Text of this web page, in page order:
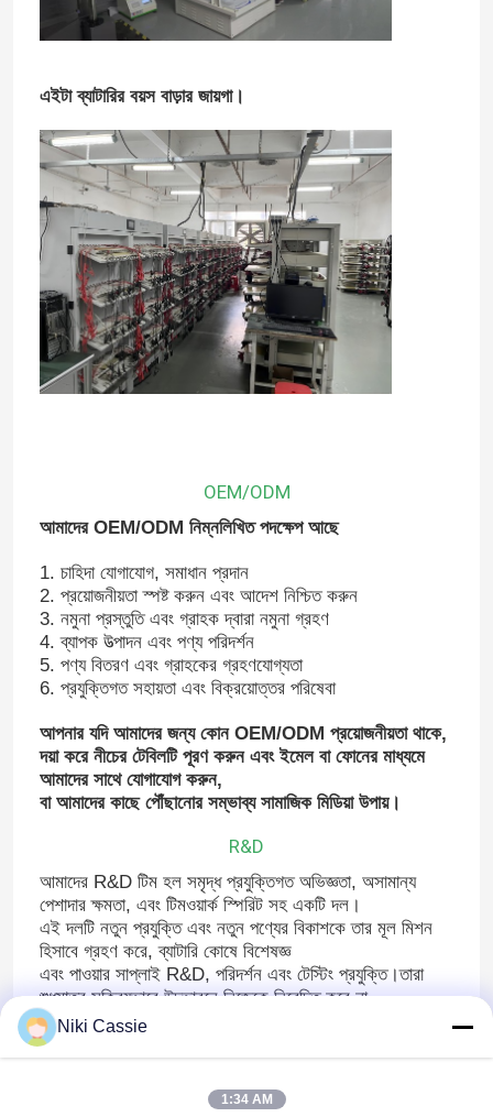
বাড়ি
পণ্য
এইটা ব্যাটারির বয়স বাড়ার জায়গা।
OEM/ODM
আমাদের OEM/ODM নিম্নলিখিত পদক্ষেপ আছে
1. চাহিদা যোগাযোগ, সমাধান প্রদান
2. প্রয়োজনীয়তা স্পষ্ট করুন এবং আদেশ নিশ্চিত করুন
3. নমুনা প্রস্তুতি এবং গ্রাহক দ্বারা নমুনা গ্রহণ
4. ব্যাপক উত্পাদন এবং পণ্য পরিদর্শন
5. পণ্য বিতরণ এবং গ্রাহকের গ্রহণযোগ্যতা
6. প্রযুক্তিগত সহায়তা এবং বিক্রয়োত্তর পরিষেবা
আপনার যদি আমাদের জন্য কোন OEM/ODM প্রয়োজনীয়তা থাকে,
দয়া করে নীচের টেবিলটি পূরণ করুন এবং ইমেল বা ফোনের মাধ্যমে
আমাদের সাথে যোগাযোগ করুন,
বা আমাদের কাছে পৌঁছানোর সম্ভাব্য সামাজিক মিডিয়া উপায়।
R&D
আমাদের R&D টিম হল সমৃদ্ধ প্রযুক্তিগত অভিজ্ঞতা, অসামান্য
পেশাদার ক্ষমতা, এবং টিমওয়ার্ক স্পিরিট সহ একটি দল।
এই দলটি নতুন প্রযুক্তি এবং নতুন পণ্যের বিকাশকে তার মূল মিশন
হিসাবে গ্রহণ করে, ব্যাটারি কোষে বিশেষজ্ঞ
এবং পাওয়ার সাপ্লাই R&D, পরিদর্শন এবং টেস্টিং প্রযুক্তি।তারা
শুধুমাত্র সক্রিয়ভাবে উদ্ভাবনে নিজেকে নিবেদিত করে না,
গবেষণা পণ্য এবং প্রযুক্তি, কিন্তু একটি সম্পূর্ণ পরিসীমা প্রদান করার
জন্য উন্নত বিশ্লেষণ এবং পরীক্ষার সরঞ্জাম আছে
Niki Cassie
1:34 AM